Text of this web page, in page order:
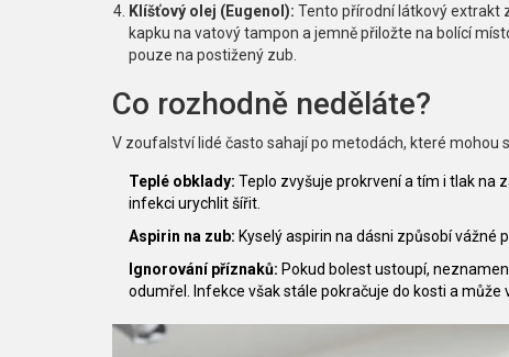
Klíšťový olej (Eugenol): Tento přírodní látkový extrakt
kapku na vatový tampon a jemně přiložte na bolící
pouze na postižený zub.
Co rozhodně neděláte?
V zoufalství lidé často sahají po metodách, které mohou
Teplé obklady: Teplo zvyšuje prokrvení a tím i tlak na
infekci urychlit šířit.
Aspirin na zub: Kyselý aspirin na dásni způsobí vážné
Ignorování příznaků: Pokud bolest ustoupí,
odumřel. Infekce však stále pokračuje do kosti a může